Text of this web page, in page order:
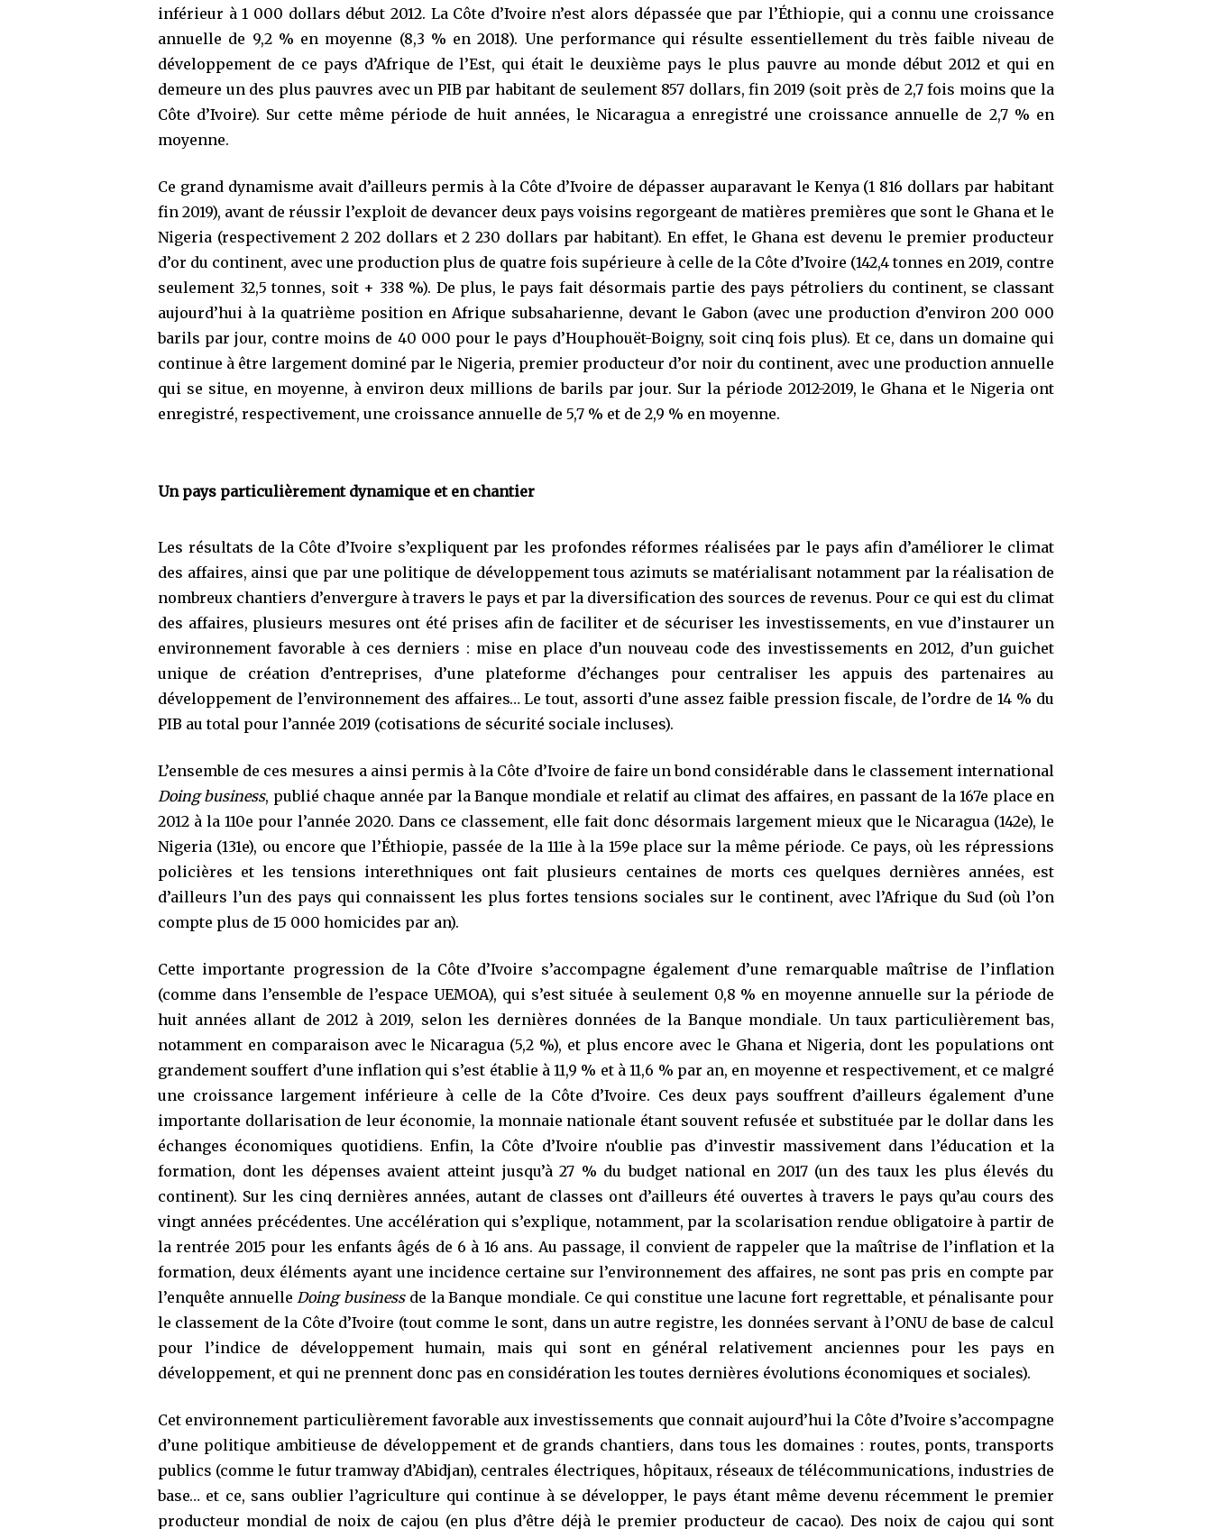
inférieur à 1 000 dollars début 2012. La Côte d’Ivoire n’est alors dépassée que par l’Éthiopie, qui a connu une croissance
annuelle de 9,2 % en moyenne (8,3 % en 2018). Une performance qui résulte essentiellement du très faible niveau de
développement de ce pays d’Afrique de l’Est, qui était le deuxième pays le plus pauvre au monde début 2012 et qui en
demeure un des plus pauvres avec un PIB par habitant de seulement 857 dollars, fin 2019 (soit près de 2,7 fois moins que la
Côte d’Ivoire). Sur cette même période de huit années, le Nicaragua a enregistré une croissance annuelle de 2,7 % en
moyenne.
Ce grand dynamisme avait d’ailleurs permis à la Côte d’Ivoire de dépasser auparavant le Kenya (1 816 dollars par habitant
fin 2019), avant de réussir l’exploit de devancer deux pays voisins regorgeant de matières premières que sont le Ghana et le
Nigeria (respectivement 2 202 dollars et 2 230 dollars par habitant). En effet, le Ghana est devenu le premier producteur
d’or du continent, avec une production plus de quatre fois supérieure à celle de la Côte d’Ivoire (142,4 tonnes en 2019, contre
seulement 32,5 tonnes, soit + 338 %). De plus, le pays fait désormais partie des pays pétroliers du continent, se classant
aujourd’hui à la quatrième position en Afrique subsaharienne, devant le Gabon (avec une production d’environ 200 000
barils par jour, contre moins de 40 000 pour le pays d’Houphouët-Boigny, soit cinq fois plus). Et ce, dans un domaine qui
continue à être largement dominé par le Nigeria, premier producteur d’or noir du continent, avec une production annuelle
qui se situe, en moyenne, à environ deux millions de barils par jour. Sur la période 2012-2019, le Ghana et le Nigeria ont
enregistré, respectivement, une croissance annuelle de 5,7 % et de 2,9 % en moyenne.
Un pays particulièrement dynamique et en chantier
Les résultats de la Côte d’Ivoire s’expliquent par les profondes réformes réalisées par le pays afin d’améliorer le climat
des affaires, ainsi que par une politique de développement tous azimuts se matérialisant notamment par la réalisation de
nombreux chantiers d’envergure à travers le pays et par la diversification des sources de revenus. Pour ce qui est du climat
des affaires, plusieurs mesures ont été prises afin de faciliter et de sécuriser les investissements, en vue d’instaurer un
environnement favorable à ces derniers : mise en place d’un nouveau code des investissements en 2012, d’un guichet
unique de création d’entreprises, d’une plateforme d’échanges pour centraliser les appuis des partenaires au
développement de l’environnement des affaires… Le tout, assorti d’une assez faible pression fiscale, de l’ordre de 14 % du
PIB au total pour l’année 2019 (cotisations de sécurité sociale incluses).
L’ensemble de ces mesures a ainsi permis à la Côte d’Ivoire de faire un bond considérable dans le classement international
Doing business, publié chaque année par la Banque mondiale et relatif au climat des affaires, en passant de la 167e place en
2012 à la 110e pour l’année 2020. Dans ce classement, elle fait donc désormais largement mieux que le Nicaragua (142e), le
Nigeria (131e), ou encore que l’Éthiopie, passée de la 111e à la 159e place sur la même période. Ce pays, où les répressions
policières et les tensions interethniques ont fait plusieurs centaines de morts ces quelques dernières années, est
d’ailleurs l’un des pays qui connaissent les plus fortes tensions sociales sur le continent, avec l’Afrique du Sud (où l’on
compte plus de 15 000 homicides par an).
Cette importante progression de la Côte d’Ivoire s’accompagne également d’une remarquable maîtrise de l’inflation
(comme dans l’ensemble de l’espace UEMOA), qui s’est située à seulement 0,8 % en moyenne annuelle sur la période de
huit années allant de 2012 à 2019, selon les dernières données de la Banque mondiale. Un taux particulièrement bas,
notamment en comparaison avec le Nicaragua (5,2 %), et plus encore avec le Ghana et Nigeria, dont les populations ont
grandement souffert d’une inflation qui s’est établie à 11,9 % et à 11,6 % par an, en moyenne et respectivement, et ce malgré
une croissance largement inférieure à celle de la Côte d’Ivoire. Ces deux pays souffrent d’ailleurs également d’une
importante dollarisation de leur économie, la monnaie nationale étant souvent refusée et substituée par le dollar dans les
échanges économiques quotidiens. Enfin, la Côte d’Ivoire n‘oublie pas d’investir massivement dans l’éducation et la
formation, dont les dépenses avaient atteint jusqu’à 27 % du budget national en 2017 (un des taux les plus élevés du
continent). Sur les cinq dernières années, autant de classes ont d’ailleurs été ouvertes à travers le pays qu’au cours des
vingt années précédentes. Une accélération qui s’explique, notamment, par la scolarisation rendue obligatoire à partir de
la rentrée 2015 pour les enfants âgés de 6 à 16 ans. Au passage, il convient de rappeler que la maîtrise de l’inflation et la
formation, deux éléments ayant une incidence certaine sur l’environnement des affaires, ne sont pas pris en compte par
l’enquête annuelleDoing businessde la Banque mondiale. Ce qui constitue une lacune fort regrettable, et pénalisante pour
le classement de la Côte d’Ivoire (tout comme le sont, dans un autre registre, les données servant à l’ONU de base de calcul
pour l’indice de développement humain, mais qui sont en général relativement anciennes pour les pays en
développement, et qui ne prennent donc pas en considération les toutes dernières évolutions économiques et sociales).
Cet environnement particulièrement favorable aux investissements que connait aujourd’hui la Côte d’Ivoire s’accompagne
d’une politique ambitieuse de développement et de grands chantiers, dans tous les domaines : routes, ponts, transports
publics (comme le futur tramway d’Abidjan), centrales électriques, hôpitaux, réseaux de télécommunications, industries de
base… et ce, sans oublier l’agriculture qui continue à se développer, le pays étant même devenu récemment le premier
producteur mondial de noix de cajou (en plus d’être déjà le premier producteur de cacao). Des noix de cajou qui sont